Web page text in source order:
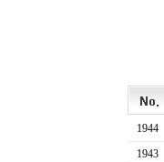
1944
1943